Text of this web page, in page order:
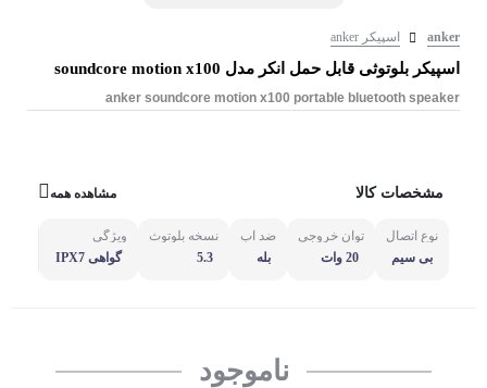
anker اسپیکر anker
اسپیکر بلوتوثی قابل حمل انکر مدل soundcore motion x100
anker soundcore motion x100 portable bluetooth speaker
مشخصات کالا مشاهده همه
نوع اتصال
بی‌ سیم
توان خروجی
20 وات
ضد آب
بله
نسخه بلوتوث
5.3
ویژگی
گواهی IPX7
ناموجود